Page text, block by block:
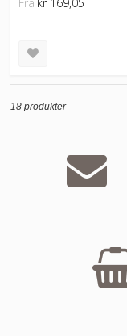
Fra kr 169,05
18 produkter